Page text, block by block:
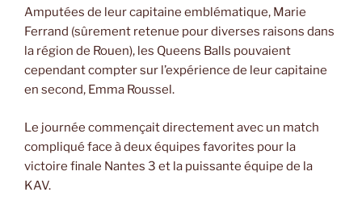
Amputées de leur capitaine emblématique, Marie
Ferrand (sûrement retenue pour diverses raisons dans
la région de Rouen), les Queens Balls pouvaient
cependant compter sur l’expérience de leur capitaine
en second, Emma Roussel.
Le journée commençait directement avec un match
compliqué face à deux équipes favorites pour la
victoire finale Nantes 3 et la puissante équipe de la
KAV.